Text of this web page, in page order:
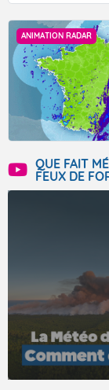
ANIMATION RADAR
QUE FAIT
FEUX DE